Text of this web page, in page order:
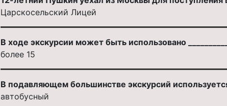
Царскосельский Лицей
В ходе экскурсии может быть использовано
более 15
В подавляющем большинстве экскурсий используется
автобусный